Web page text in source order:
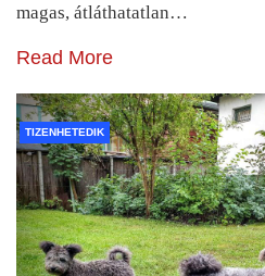
magas, átláthatatlan…
Read More
TIZENHETEDIK